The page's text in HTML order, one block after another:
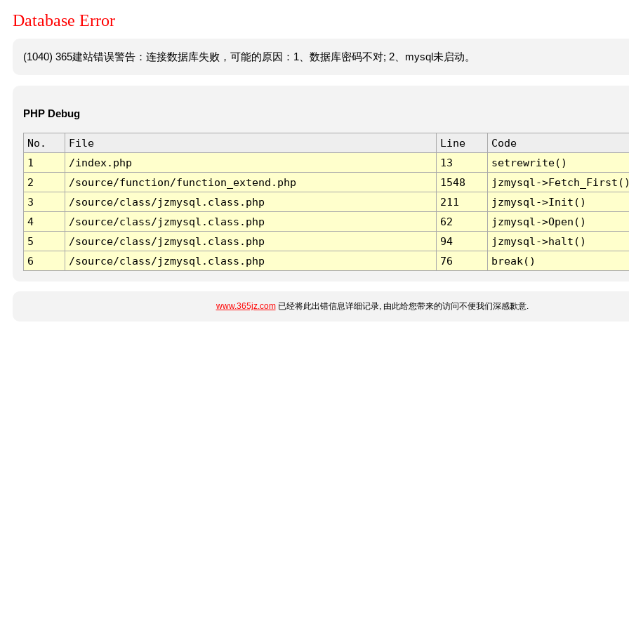
Database Error
(1040) 365建站错误警告：连接数据库失败，可能的原因：1、数据库密码不对; 2、mysql未启动。
PHP Debug
No. File Line
Code
1
/index.php 13
setrewrite()
2
/source/function/function_extend.php 1548
jzmysql-
3
/source/class/jzmysql.class.php 211
jzmysql->Init()
4
/source/class/jzmysql.class.php 62
jzmysql->Open()
5
/source/class/jzmysql.class.php 94
jzmysql->halt()
6
/source/class/jzmysql.class.php 76 break()
www.365jz.com已经将此出错信息详细记录, 由此给您带来的访问不便我们深感歉意.